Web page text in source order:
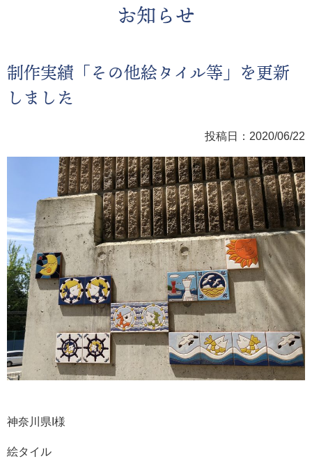
お知らせ
制作実績「その他絵タイル等」を更新
しました
投稿日：2020/06/22
神奈川県I様
絵タイル